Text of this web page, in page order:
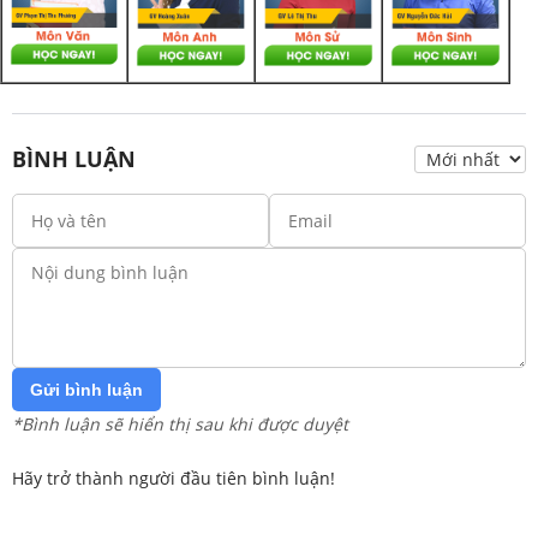
BÌNH LUẬN
Gửi bình luận
*Bình luận sẽ hiển thị sau khi được duyệt
Hãy trở thành người đầu tiên bình luận!